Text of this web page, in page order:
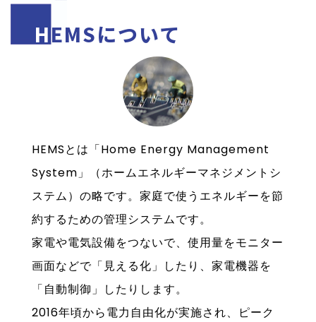
HEMSについて
HEMSとは「Home Energy Management
System」（ホームエネルギーマネジメントシ
ステム）の略です。家庭で使うエネルギーを節
約するための管理システムです。
家電や電気設備をつないで、使用量をモニター
画面などで「見える化」したり、家電機器を
「自動制御」したりします。
2016年頃から電力自由化が実施され、ピーク